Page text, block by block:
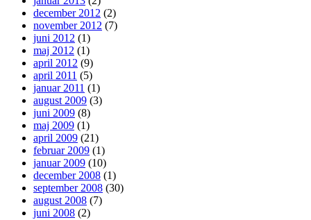
december 2012 (2)
november 2012 (7)
juni 2012 (1)
maj 2012 (1)
april 2012 (9)
april 2011 (5)
januar 2011 (1)
august 2009 (3)
juni 2009 (8)
maj 2009 (1)
april 2009 (21)
februar 2009 (1)
januar 2009 (10)
december 2008 (1)
september 2008 (30)
august 2008 (7)
juni 2008 (2)